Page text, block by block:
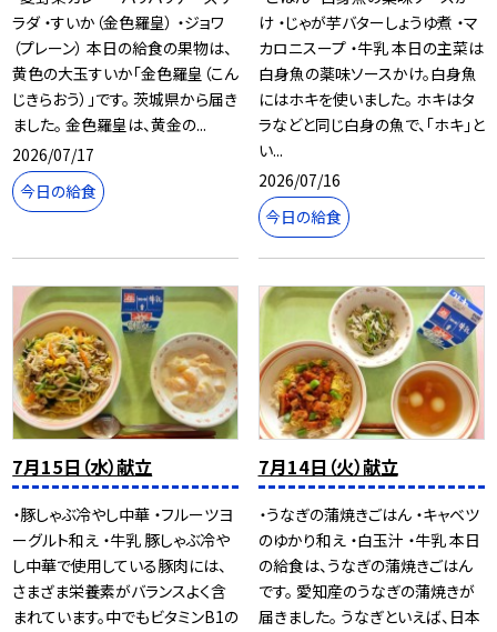
ラダ ・すいか（金色羅皇） ・ジョワ
（プレーン） 本日の給食の果物は、
黄色の大玉すいか「金色羅皇（こん
じきらおう）」です。 茨城県から届き
ました。 金色羅皇は、黄金の...
2026/07/17
今日の給食
け ・じゃが芋バターしょうゆ煮 ・マ
カロニスープ ・牛乳 本日の主菜は
白身魚の薬味ソースかけ。白身魚
にはホキを使いました。 ホキはタ
ラなどと同じ白身の魚で、「ホキ」と
い...
2026/07/16
今日の給食
7月15日（水）献立
・豚しゃぶ冷やし中華 ・フルーツヨ
ーグルト和え ・牛乳 豚しゃぶ冷や
し中華で使用している豚肉には、
さまざま栄養素がバランスよく含
まれています。中でもビタミンB1の
7月14日（火）献立
・うなぎの蒲焼きごはん ・キャベツ
のゆかり和え ・白玉汁 ・牛乳 本日
の給食は、うなぎの蒲焼きごはん
です。 愛知産のうなぎの蒲焼きが
届きました。 うなぎといえば、日本